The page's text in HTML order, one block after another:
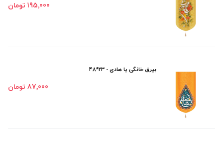
195٬000 تومان
بیرق خانگی یا هادی - 23*48
87٬000 تومان